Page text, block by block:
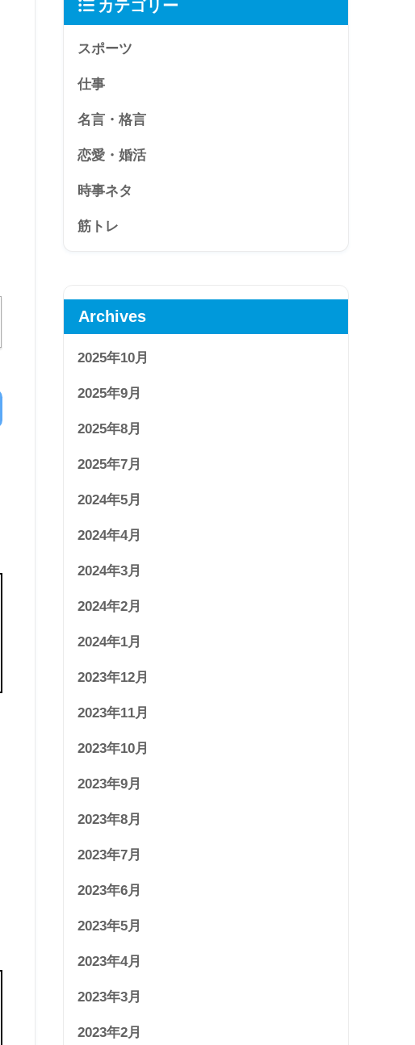
カテゴリー
スポーツ
仕事
名言・格言
恋愛・婚活
時事ネタ
筋トレ
Archives
2025年10月
2025年9月
2025年8月
2025年7月
2024年5月
2024年4月
2024年3月
2024年2月
2024年1月
2023年12月
2023年11月
2023年10月
2023年9月
2023年8月
2023年7月
2023年6月
2023年5月
2023年4月
2023年3月
2023年2月